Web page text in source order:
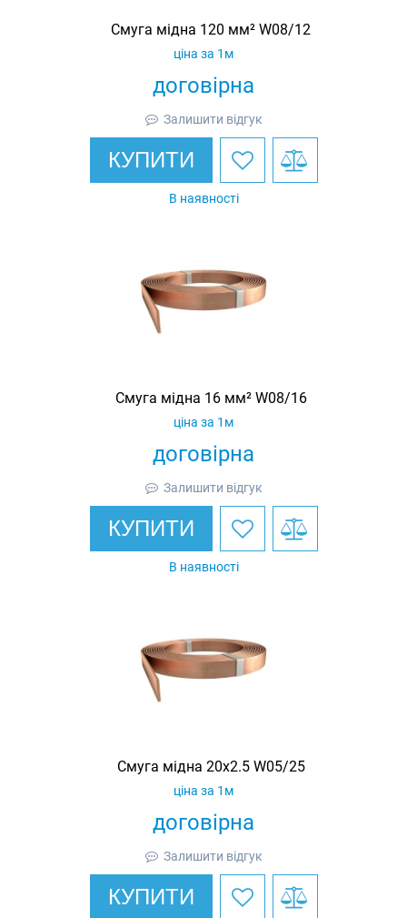
Смуга мідна 120 мм² W08/12
договірна
ціна за 1м
Залишити відгук
КУПИТИ
В наявності
Смуга мідна 16 мм² W08/16
договірна
ціна за 1м
Залишити відгук
КУПИТИ
В наявності
Смуга мідна 20х2.5 W05/25
договірна
ціна за 1м
Залишити відгук
КУПИТИ